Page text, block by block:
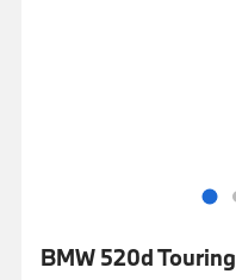
BMW 520d Touring